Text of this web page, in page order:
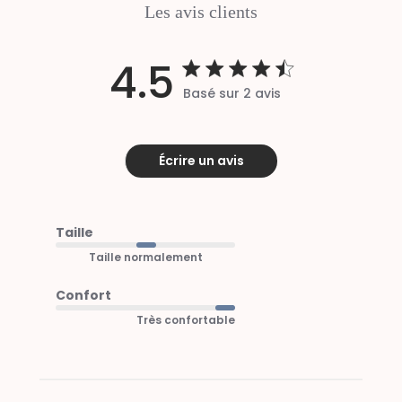
Les avis clients
4.5 4.5 out of 5 stars 2 total
Basé sur 2 avis
Écrire un avis
Taille
Taille normalement
Confort
Très confortable